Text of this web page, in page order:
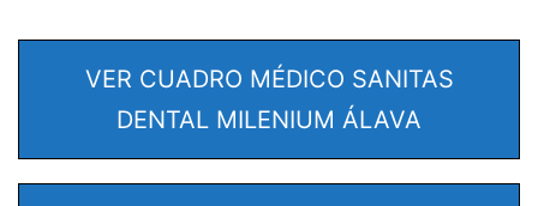
VER CUADRO MÉDICO SANITAS
DENTAL MILENIUM ÁLAVA